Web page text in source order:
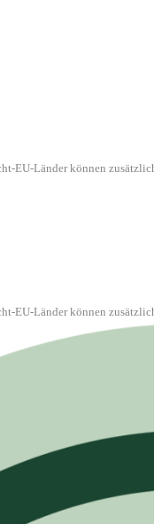
EU-Länder können
EU-Länder können